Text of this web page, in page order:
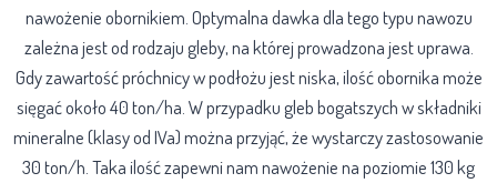
nawożenie obornikiem. Optymalna dawka dla tego typu nawozu
zależna jest od rodzaju gleby, na której prowadzona jest uprawa.
Gdy zawartość próchnicy w podłożu jest niska, ilość obornika może
sięgać około 40 ton/ha. W przypadku gleb bogatszych w składniki
mineralne (klasy od IVa) można przyjąć, że wystarczy zastosowanie
30 ton/h. Taka ilość zapewni nam nawożenie na poziomie 130 kg